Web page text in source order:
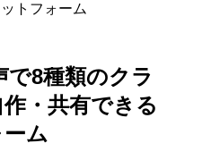
トフォーム
8種類のクラ
・共有できる
ム